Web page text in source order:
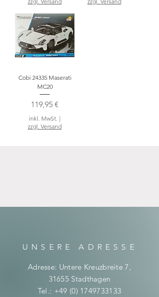
Cobi 24335 Maserati
MC20
Preis
119,95 €
inkl. MwSt. |
zzgl. Versand
UNSERE ADRESSE
Adresse: Untere Kreuzbreite 7,
31655 Stadthagen
Tel.: +49 (0) 1749733133